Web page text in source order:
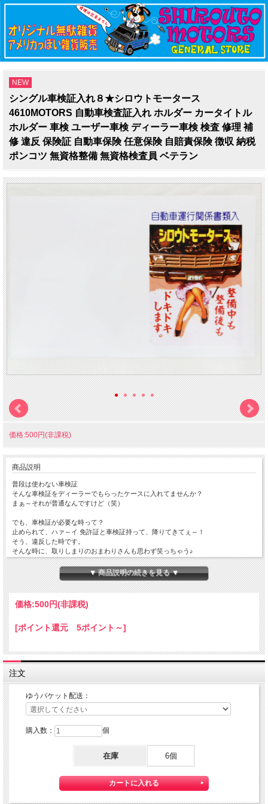
NEW
シングル車検証入れ８★シロウトモータース
4610MOTORS 自動車検査証入れ ホルダー カータイトル
ホルダー 車検 ユーザー車検 ディーラー車検 検査 修理 補
修 違反 保険証 自動車保険 任意保険 自賠責保険 徴収 納税
ポンコツ 無資格整備 無資格検査員 ベテラン
価格:500円(非課税)
商品説明
普段は使わない車検証
そんな車検証をディーラーでもらったケースに入れてませんか？
まぁ～それが普通なんですけど（笑）
でも、車検証が必要な時って？
止められて、ハァ～イ 免許証と車検証持って、降りてきてぇ～！
そう、違反した時です。
そんな時に、取りしまりのおまわりさんも思わず笑っちゃう♪
車検証入れです。
笑われても、違反の軽減は無いと思いますけど・・・
こちらはシンプル、名刺ポケットだけが付いたシングル車検証入れです。
車検証、保険証書だけなら、こちらでも十分です。
色々、別けてしっかり収納したい方は、別売の中ﾎﾟｹｯﾄ付の車検証入れをお勧めい
★こちらの商品は、日本郵便の『ゆうパケット』 配送可能な商品になります。
その際の配送費は、２５０円となります。
ただし、他の商品との同梱は、出来ませんことご了承ください。
ゆうパケットを利用いたしますので、お届け日のご指定、代引きサービスは出来ま
せん。
宅 配便のように受領印やサインのやり取りが無く、ご不在時であってもお受け取
また、沖縄等の離島区域の場合でも別途送料が掛かりません。
商品配送後「お問い合わせ番号」をお知らせしますので、日本郵便のHPにて配達
▼ 商品説明の続きを見る ▼
価格:500円(非課税)
[ポイント還元 5ポイント～]
注文
ゆうパケット配送：
購入数： 個
在庫 6個